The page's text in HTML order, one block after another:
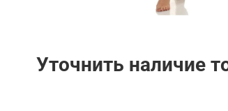
Уточнить наличие